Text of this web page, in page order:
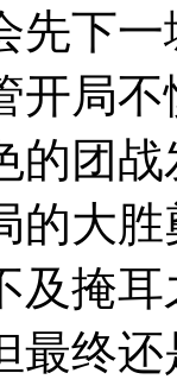
先下
开局
的团
的大
及掩
最终